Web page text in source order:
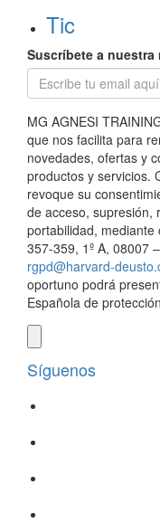
Tic
Suscríbete a nuestra
MG AGNESI
que nos facilita para
novedades, ofertas y
productos y servicios.
revoque su
de acceso, supresión,
portabilidad, mediante
357-359, 1º A, 08007
rgpd@harvard-
oportuno podrá
Española de
Síguenos